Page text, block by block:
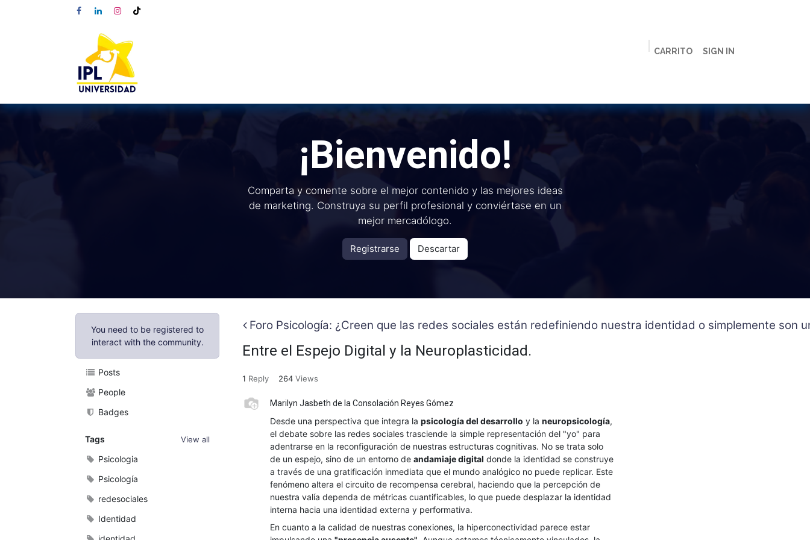
CARRITO SIGN IN
¡Bienvenido!
Comparta y comente sobre el mejor contenido y las mejores ideas
de marketing. Construya su perfil profesional y conviértase en un
mejor mercadólogo.
Registrarse Descartar
You need to be registered to
interact with the community.
Posts
People
Badges
Tags View all
Psicologia
Psicología
redesociales
Identidad
Foro Psicología: ¿Creen que las redes sociales están redefiniendo nuestra identidad o simplemente
Entre el Espejo Digital y la Neuroplasticidad.
1 Reply 264 Views
Marilyn Jasbeth de la Consolación Reyes Gómez
Desde una perspectiva que integra la psicología del desarrollo y la neuropsicología,
el debate sobre las redes sociales trasciende la simple representación del "yo" para
adentrarse en la reconfiguración de nuestras estructuras cognitivas. No se trata solo
de un espejo, sino de un entorno de andamiaje digital donde la identidad se construye
a través de una gratificación inmediata que el mundo analógico no puede replicar. Este
fenómeno altera el circuito de recompensa cerebral, haciendo que la percepción de
nuestra valía dependa de métricas cuantificables, lo que puede desplazar la identidad
interna hacia una identidad externa y performativa.
En cuanto a la calidad de nuestras conexiones, la hiperconectividad parece estar